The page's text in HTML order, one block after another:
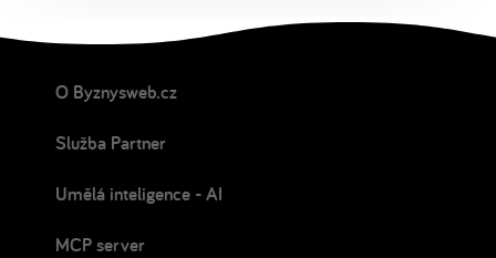
O Byznysweb.cz
Služba Partner
Umělá inteligence - AI
MCP server